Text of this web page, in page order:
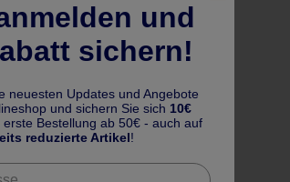
und
sichern!
neuesten Updates und Angebote
und sichern Sie sich 10€
erste Bestellung ab 50€ - auch auf
reduzierte Artikel!